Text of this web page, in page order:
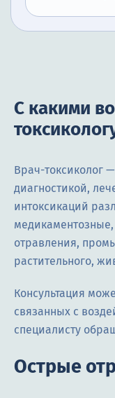
С какими
Врач-токсиколог
диагностикой,
интоксикаций
отравления,
растительного,
Консультация
связанных с
специалисту
Острые